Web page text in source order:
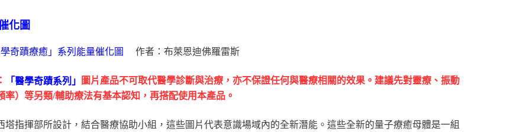
化圖
奇蹟療癒」系列能量催化圖 作者：布萊恩迪佛羅雷斯
「醫學奇蹟系列」
圖片產品不可取代醫學診斷與治療，亦不保證任何與醫療相關的效果。建議先對靈療、振動
率）等另類/輔助療法有基本認知，再搭配使用本產品。
塔指揮部所設計，結合醫療協助小組，這些圖片代表意識場域內的全新潛能。這些全新的量子療癒母體是一組